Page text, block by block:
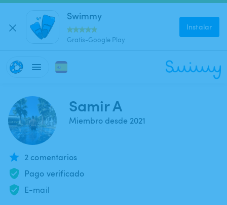
Swimmy
Gratis-Google Play
Instalar
Samir A
Miembro desde 2021
2 comentarios
Pago verificado
E-mail